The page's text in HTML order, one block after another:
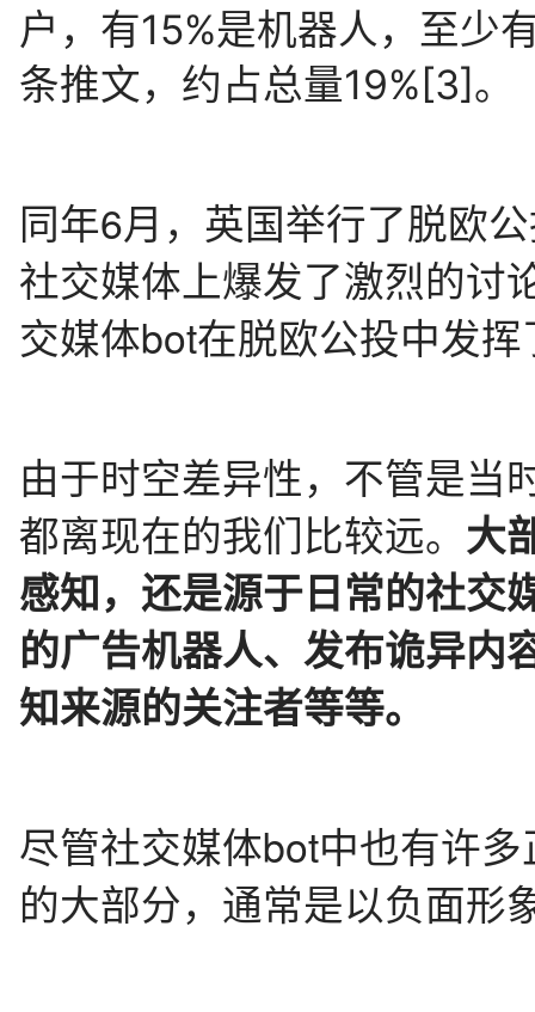
户，有15%是机器人，至少
条推文，约占总量19%[3]。
同年6月，英国举行了脱欧
社交媒体上爆发了激烈的讨
交媒体bot在脱欧公投中发
由于时空差异性，不管是当
都离现在的我们比较远。 大
感知，还是源于日常的社交
的广告机器人、发布诡异内
知来源的关注者等等。
尽管社交媒体bot中也有许
的大部分，通常是以负面形